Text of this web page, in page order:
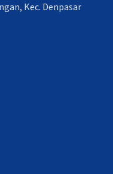
Kec. Denpasar